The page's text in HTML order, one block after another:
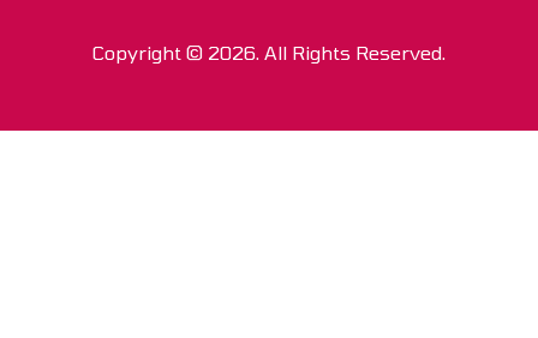
Copyright © 2026. All Rights Reserved.